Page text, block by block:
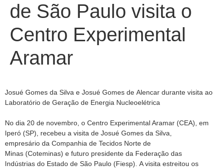
de São Paulo visita o
Centro Experimental
Aramar
Josué Gomes da Silva e Josué Gomes de Alencar durante visita ao
Laboratório de Geração de Energia Nucleoelétrica
No dia 20 de novembro, o Centro Experimental Aramar (CEA), em
Iperó (SP), recebeu a visita de Josué Gomes da Silva,
empresário da Companhia de Tecidos Norte de
Minas (Coteminas) e futuro presidente da Federação das
Indústrias do Estado de São Paulo (Fiesp). A visita estreitou os